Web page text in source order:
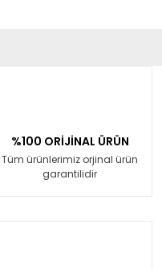
%100 ORİJİNAL ÜRÜN
Tüm ürünlerimiz orjinal ürün
garantilidir